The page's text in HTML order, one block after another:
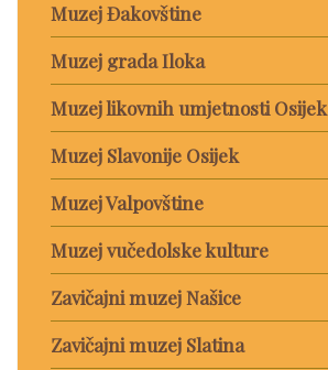
Muzej Đakovštine
Muzej grada Iloka
Muzej likovnih umjetnosti Osijek
Muzej Slavonije Osijek
Muzej Valpovštine
Muzej vučedolske kulture
Zavičajni muzej Našice
Zavičajni muzej Slatina